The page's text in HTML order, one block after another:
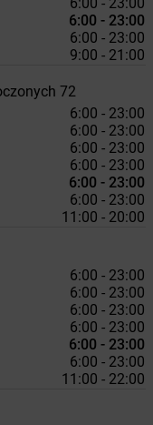
6:00 - 23:00
6:00 - 23:00
9:00 - 21:00
72
6:00 - 23:00
6:00 - 23:00
6:00 - 23:00
6:00 - 23:00
6:00 - 23:00
6:00 - 23:00
11:00 - 20:00
6:00 - 23:00
6:00 - 23:00
6:00 - 23:00
6:00 - 23:00
6:00 - 23:00
6:00 - 23:00
11:00 - 22:00